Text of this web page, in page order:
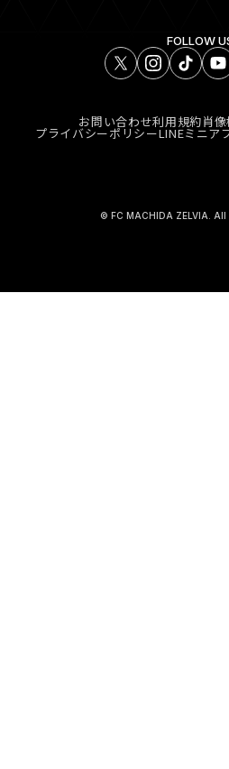
FOLLOW
お問い合わせ利用規約肖
プライバシーポリシーLINEミニア
© FC MACHIDA ZELVIA. All